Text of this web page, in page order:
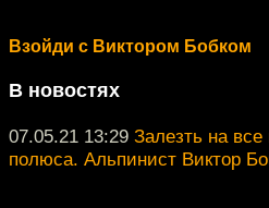
Взойди с Виктором Бобком
В новостях
07.05.21 13:29 Залезть на
полюса. Альпинист Виктор